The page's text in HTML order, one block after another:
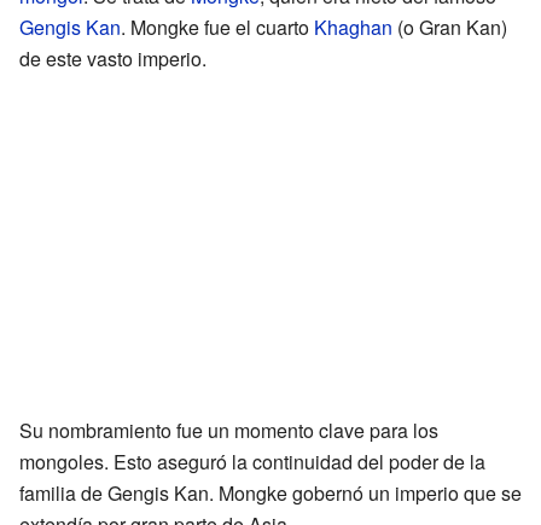
Gengis Kan. Mongke fue el cuarto Khaghan (o Gran Kan)
de este vasto imperio.
Su nombramiento fue un momento clave para los
mongoles. Esto aseguró la continuidad del poder de la
familia de Gengis Kan. Mongke gobernó un imperio que se